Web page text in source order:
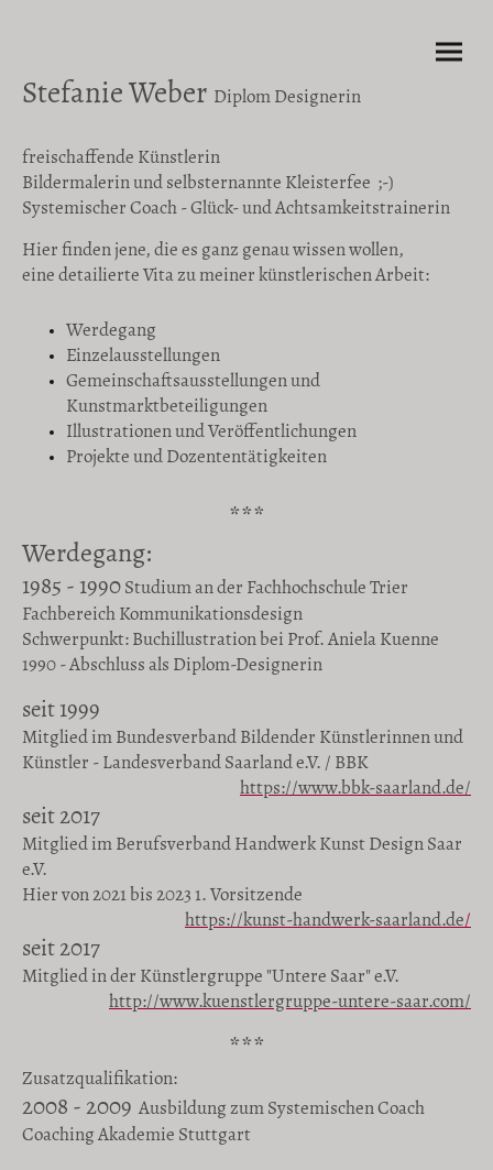
Stefanie Weber Diplom Designerin
freischaffende Künstlerin
Bildermalerin und selbsternannte Kleisterfee ;-)
Systemischer Coach - Glück- und Achtsamkeitstrainerin
Hier finden jene, die es ganz genau wissen wollen,
eine detailierte Vita zu meiner künstlerischen Arbeit:
Werdegang
Einzelausstellungen
Gemeinschaftsausstellungen und
Kunstmarktbeteiligungen
Illustrationen und Veröffentlichungen
Projekte und Dozententätigkeiten
***
Werdegang:
1985 - 1990Studium an der Fachhochschule Trier
Fachbereich Kommunikationsdesign
Schwerpunkt: Buchillustration bei Prof. Aniela Kuenne
1990 - Abschluss als Diplom-Designerin
seit 1999
Mitglied im Bundesverband Bildender Künstlerinnen und
Künstler - Landesverband Saarland e.V. / BBK
https://www.bbk-saarland.de/
seit 2017
Mitglied im Berufsverband Handwerk Kunst Design Saar
e.V.
Hier von 2021 bis 2023 1. Vorsitzende
https://kunst-handwerk-saarland.de/
seit 2017
Mitglied in der Künstlergruppe "Untere Saar" e.V.
http://www.kuenstlergruppe-untere-saar.com/
***
Zusatzqualifikation:
2008 - 2009 Ausbildung zum Systemischen Coach
Coaching Akademie Stuttgart